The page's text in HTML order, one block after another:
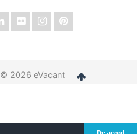
© 2026 eVacant